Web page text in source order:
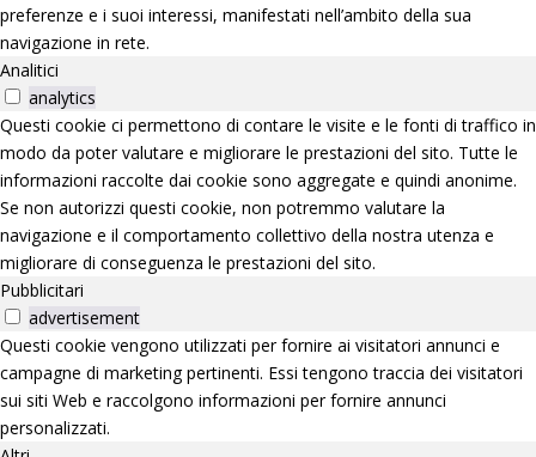
preferenze e i suoi interessi, manifestati nell’ambito della sua
navigazione in rete.
Analitici
analytics
Questi cookie ci permettono di contare le visite e le fonti di traffico in
modo da poter valutare e migliorare le prestazioni del sito. Tutte le
informazioni raccolte dai cookie sono aggregate e quindi anonime.
Se non autorizzi questi cookie, non potremmo valutare la
navigazione e il comportamento collettivo della nostra utenza e
migliorare di conseguenza le prestazioni del sito.
Pubblicitari
advertisement
Questi cookie vengono utilizzati per fornire ai visitatori annunci e
campagne di marketing pertinenti. Essi tengono traccia dei visitatori
sui siti Web e raccolgono informazioni per fornire annunci
personalizzati.